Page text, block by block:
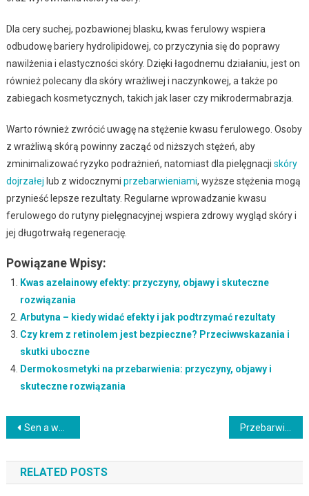
Dla cery suchej, pozbawionej blasku, kwas ferulowy wspiera
odbudowę bariery hydrolipidowej, co przyczynia się do poprawy
nawilżenia i elastyczności skóry. Dzięki łagodnemu działaniu, jest on
również polecany dla skóry wrażliwej i naczynkowej, a także po
zabiegach kosmetycznych, takich jak laser czy mikrodermabrazja.
Warto również zwrócić uwagę na stężenie kwasu ferulowego. Osoby
z wrażliwą skórą powinny zacząć od niższych stężeń, aby
zminimalizować ryzyko podrażnień, natomiast dla pielęgnacji skóry
dojrzałej lub z widocznymi przebarwieniami, wyższe stężenia mogą
przynieść lepsze rezultaty. Regularne wprowadzanie kwasu
ferulowego do rutyny pielęgnacyjnej wspiera zdrowy wygląd skóry i
jej długotrwałą regenerację.
Powiązane Wpisy:
Kwas azelainowy efekty: przyczyny, objawy i skuteczne
rozwiązania
Arbutyna – kiedy widać efekty i jak podtrzymać rezultaty
Czy krem z retinolem jest bezpieczne? Przeciwwskazania i
skutki uboczne
Dermokosmetyki na przebarwienia: przyczyny, objawy i
skuteczne rozwiązania
Nawigacja
wpisu
Sen a wygląd skóry – kiedy widać efekty i jak podtrzymać rezultaty
RELATED POSTS